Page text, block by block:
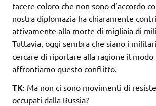
tacere coloro che non sono d’accordo
nostra diplomazia ha chiaramente
attivamente alla morte di migliaia di
Tuttavia, oggi sembra che siano i
cercare di riportare alla ragione il modo
affrontiamo questo conflitto.
TK: Ma non ci sono movimenti di
occupati dalla Russia?